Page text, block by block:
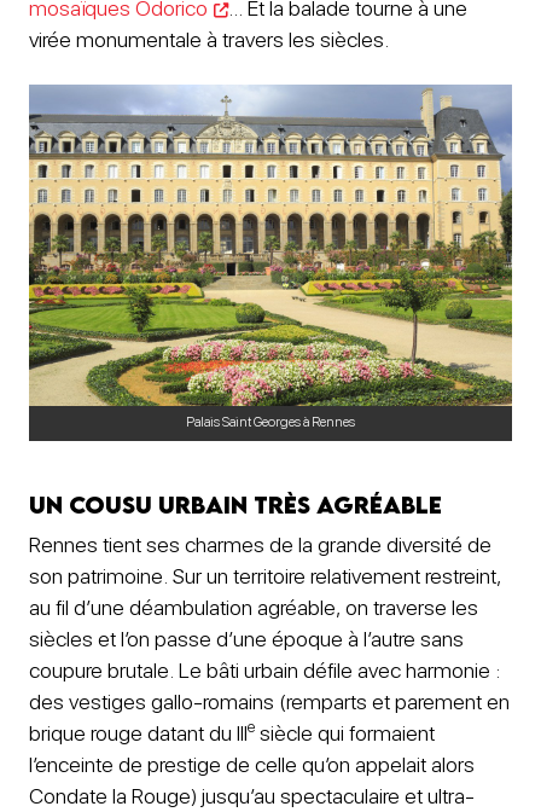
mosaïques Odorico
… Et la balade tourne à une
virée monumentale à travers les siècles.
Palais Saint Georges à Rennes
Un cousu urbain très agréable
Rennes tient ses charmes de la grande diversité de
son patrimoine. Sur un territoire relativement restreint,
au fil d’une déambulation agréable, on traverse les
siècles et l’on passe d’une époque à l’autre sans
coupure brutale. Le bâti urbain défile avec harmonie :
des vestiges gallo-romains (remparts et parement en
brique rouge datant du IIIe siècle qui formaient
l’enceinte de prestige de celle qu’on appelait alors
Condate la Rouge) jusqu’au spectaculaire et ultra-